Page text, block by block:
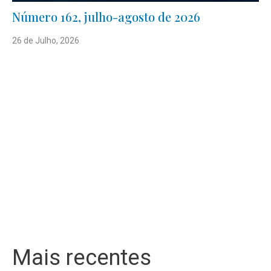
Número 162, julho-agosto de 2026
26 de Julho, 2026
Mais recentes